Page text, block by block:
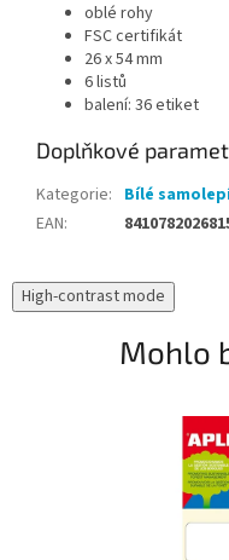
oblé rohy
FSC certifikát
26 x 54 mm
6 listů
balení: 36 etiket
Doplňkové
Kategorie: Bílé
EAN:
High-contrast mode
Mohlo